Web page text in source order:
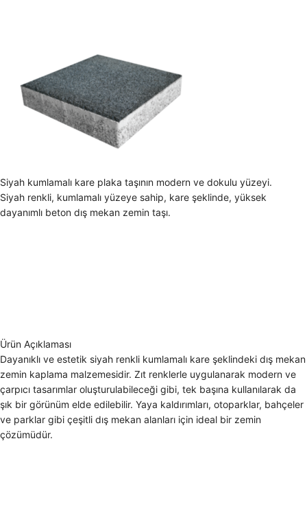
Siyah kumlamalı kare plaka taşının modern ve dokulu yüzeyi.
Siyah renkli, kumlamalı yüzeye sahip, kare şeklinde, yüksek
dayanımlı beton dış mekan zemin taşı.
Ürün Açıklaması
Dayanıklı ve estetik siyah renkli kumlamalı kare şeklindeki dış mekan
zemin kaplama malzemesidir. Zıt renklerle uygulanarak modern ve
çarpıcı tasarımlar oluşturulabileceği gibi, tek başına kullanılarak da
şık bir görünüm elde edilebilir. Yaya kaldırımları, otoparklar, bahçeler
ve parklar gibi çeşitli dış mekan alanları için ideal bir zemin
çözümüdür.